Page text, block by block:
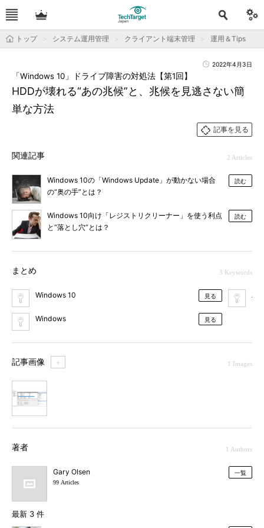
トップ システム運用管理 クライアント端末管理 運用＆Tips
2022年4月3日
HDDが壊れる“あの兆候”と、兆候を見逃さない簡
単な方法
「Windows 10」ドライブ障害の対処法【第1回】
記事を見る
関連記事 2 Articles
Windows 10の「Windows Update」が動かない場合
の“奥の手”とは？
読む
Windows 10向け「レジストリクリーナー」を使う利点
と“落とし穴”とは？
読む
まとめ 3 Keywords
Windows 10 見る
Windows 見る
ハ
記事画像 ＋ 1 Images
著者 1 Authors
Gary Olsen
99 Articles
一覧
最新 3 件